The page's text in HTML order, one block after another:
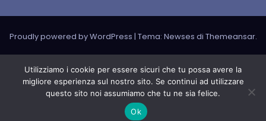
Proudly powered by WordPress | Tema: Newses di Themeansar.
LIVE RADIO
RADIONORDEST
Il mio account
SPORT FURLAN PAR FURLAN – In collaborazione con A.S.F.
Utilizziamo i cookie per essere sicuri che tu possa avere la
migliore esperienza sul nostro sito. Se continui ad utilizzare
questo sito noi assumiamo che tu ne sia felice.
Ok